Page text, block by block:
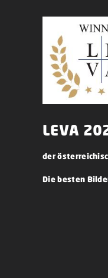
LEVA
der
Die besten